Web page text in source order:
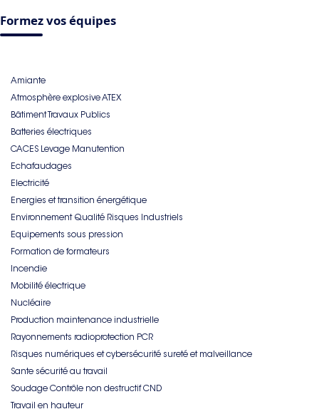
Formez vos équipes
Amiante
Atmosphère explosive ATEX
Bâtiment Travaux Publics
Batteries électriques
CACES Levage Manutention
Echafaudages
Electricité
Energies et transition énergétique
Environnement Qualité Risques Industriels
Equipements sous pression
Formation de formateurs
Incendie
Mobilité électrique
Nucléaire
Production maintenance industrielle
Rayonnements radioprotection PCR
Risques numériques et cybersécurité sureté et malveillance
Sante sécurité au travail
Soudage Contrôle non destructif CND
Travail en hauteur